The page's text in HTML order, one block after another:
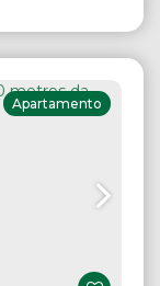
Apartamento